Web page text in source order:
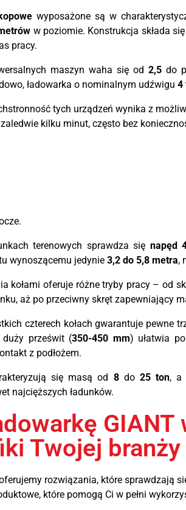
wyposażone są w
w poziomie. Konstrukcja składa
pracy.
maszyn waha się od 2,5do
ładowarka o nominalnym udźwigu4
tych urządzeń wynika z
kilku minut, często bez
terenowych sprawdza się napęd
wynoszącemu jedynie3,2 do 5,8 metra,
kołami oferuje różne tryby pracy – od
aż po przeciwny skręt zapewniający
czterech kołach gwarantuje pewne
duży prześwit (350-450 mm) ułatwia
z podłożem.
się masą od 8do 25 ton, a
najcięższych ładunków.
Twojej branży
rozwiązania, które sprawdzają
które pomogą Ci w pełni